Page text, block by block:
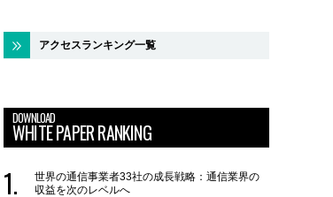
アクセスランキング一覧
DOWNLOAD
WHITE PAPER RANKING
世界の通信事業者33社の成長戦略：通信業界の
収益を次のレベルへ